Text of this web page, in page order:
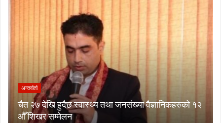
अन्तर्वार्ता
चैत २७ देखि हुदैछ स्वास्थ्य तथा जनसंख्या वैज्ञानिकहरुको १२
औँ शिखर सम्मेलन